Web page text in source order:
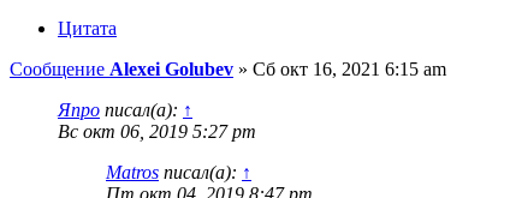
Цитата
Сообщение Alexei Golubev » Сб окт 16, 2021 6:15 am
Япро писал(а): ↑
Вс окт 06, 2019 5:27 pm
Matros писал(а): ↑
Пт окт 04, 2019 8:47 pm